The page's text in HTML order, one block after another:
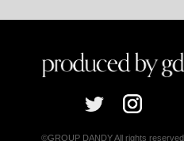
©GROUP DANDY All rights reserved.